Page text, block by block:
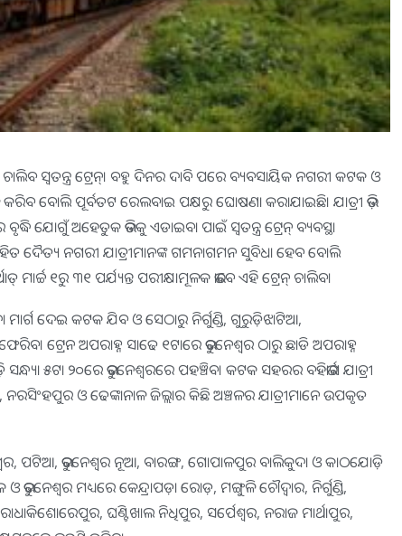
ସ୍ବତନ୍ତ୍ର ଟ୍ରେନ୍। ବହୁ ଦିନର ଦାବି ପରେ ବ୍ୟବସାୟିକ ନଗରୀ କଟକ ଓ
କରିବ ବୋଲି ପୂର୍ବତଟ ରେଲବାଇ ପକ୍ଷରୁ ଘୋଷଣା କରାଯାଇଛି। ଯାତ୍ରୀ ଭିଡ଼
ଯୋଗୁଁ ଅହେତୁକ ଭିଡକୁ ଏଡାଇବା ପାଇଁ ସ୍ବତନ୍ତ୍ର ଟ୍ରେନ୍ ବ୍ୟବସ୍ଥା
ସହିତ ଦୈତ୍ୟ ନଗରୀ ଯାତ୍ରୀମାନଙ୍କ ଗମନାଗମନ ସୁବିଧା ହେବ ବୋଲି
ମାର୍ଚ୍ଚ ୧ରୁ ୩୧ ପର୍ଯ୍ୟନ୍ତ ପରୀକ୍ଷାମୂଳକ ଭାବେ ଏହି ଟ୍ରେନ୍ ଚାଲିବ।
ମାର୍ଗ ଦେଇ କଟକ ଯିବ ଓ ସେଠାରୁ ନିର୍ଗୁଣ୍ଡି, ଗୁରୁଡ଼ିଝାଟିଆ,
ଟ୍ରେନ ଅପରାହ୍ନ ସାଢେ ୧ଟାରେ ଭୁବନେଶ୍ୱର ଠାରୁ ଛାଡି ଅପରାହ୍ନ
୫ଟା ୨୦ରେ ଭୁବନେଶ୍ୱରରେ ପହଞ୍ଚିବ। କଟକ ସହରର ବହିର୍ଭାଗ ଯାତ୍ରୀ
ନରସିଂହପୁର ଓ ଢେଙ୍କାନାଳ ଜିଲ୍ଲାର କିଛି ଅଞ୍ଚଳର ଯାତ୍ରୀମାନେ ଉପକୃତ
ପଟିଆ, ଭୁବନେଶ୍ୱର ନୂଆ, ବାରଙ୍ଗ, ଗୋପାଳପୁର ବାଲିକୁଦା ଓ କାଠଯୋଡ଼ି
ମଧ୍ୟରେ କେନ୍ଦ୍ରାପଡ଼ା ରୋଡ଼, ମଙ୍ଗୁଳି ଚୌଦ୍ୱାର, ନିର୍ଗୁଣ୍ଡି,
ଘଣ୍ଟିଖାଲ ନିଧିପୁର, ସର୍ପେଶ୍ୱର, ନରାଜ ମାର୍ଥାପୁର,